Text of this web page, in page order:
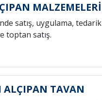
MALZEMELERİ
satış, uygulama, tedarik
toptan satış.
ALÇIPAN TAVAN